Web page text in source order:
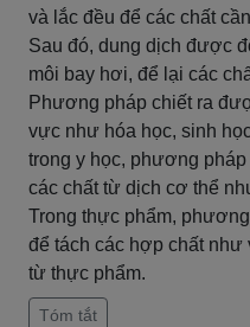
và lắc đều để các chất
Sau đó, dung dịch được
môi bay hơi, để lại các
Phương pháp chiết ra
vực như hóa học, sinh
trong y học, phương
các chất từ dịch cơ thể
Trong thực phẩm,
để tách các hợp chất như
từ thực phẩm.
Tóm tắt